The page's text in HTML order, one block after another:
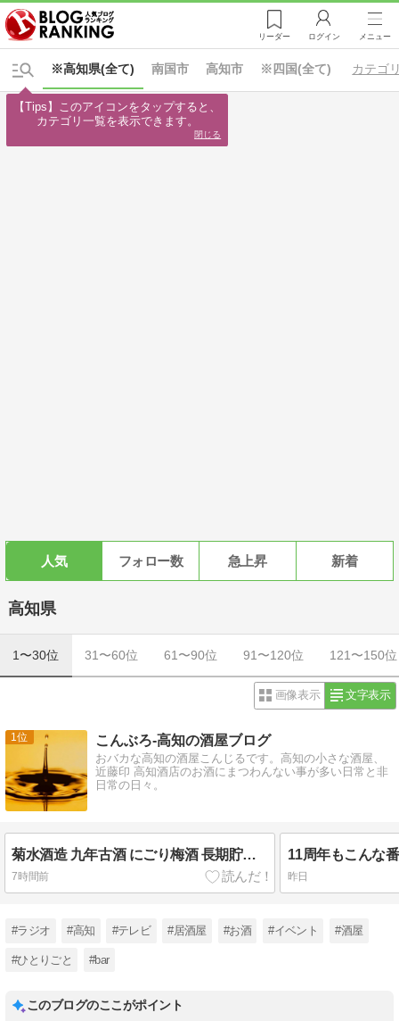
リーダー ログイン メニュー
※高知県(全て) ※四国(全て)
南国市 高知市 カテゴ
人気 フォロー数 急上昇 新着
高知県
1〜30位 31〜60位 61〜90位 91〜120位 121〜150位
画像表示 文字表示
1 こんぶろ-高知の酒屋ブログ
おバカな高知の酒屋こんじるです。高知の小さな酒屋、
近藤印 高知酒店のお酒にまつわんない事が多い日常と非
日常の日々。
菊水酒造 九年古酒 にごり梅酒 長期貯蔵 720mlが入荷！
7時間前
11周年もこんな
昨日
#ラジオ #高知 #テレビ #居酒屋 #お酒 #イベント #酒屋
#ひとりごと #bar
このブログのここがポイント
【Tips】このアイコンをタップすると、
カテゴリ一覧を表示できます。
閉じる